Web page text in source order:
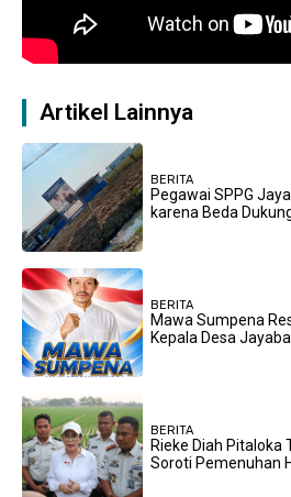
Artikel Lainnya
BERITA
Pegawai SPPG
karena Beda
BERITA
Mawa Sumpena
Kepala Desa
BERITA
Rieke Diah Pitaloka
Soroti Pemenuhan